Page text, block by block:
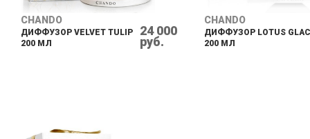
CHANDO
ДИФФУЗОР VELVET TULIP
200 МЛ
24 000
руб.
CHANDO
ДИФФУЗОР LOTUS
200 МЛ